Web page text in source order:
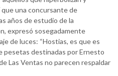
una concursante de
años de estudio de la
expresó sosegadamente
de luces: “Hostias, es que es
pesetas destinadas por Ernesto
Las Ventas no parecen respaldar